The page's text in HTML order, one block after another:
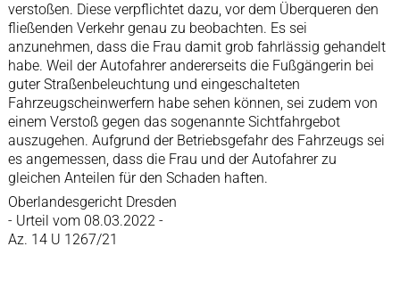
verstoßen. Diese verpflichtet dazu, vor dem Überqueren den
fließenden Verkehr genau zu beobachten. Es sei
anzunehmen, dass die Frau damit grob fahrlässig gehandelt
habe. Weil der Autofahrer andererseits die Fußgängerin bei
guter Straßenbeleuchtung und eingeschalteten
Fahrzeugscheinwerfern habe sehen können, sei zudem von
einem Verstoß gegen das sogenannte Sichtfahrgebot
auszugehen. Aufgrund der Betriebsgefahr des Fahrzeugs sei
es angemessen, dass die Frau und der Autofahrer zu
gleichen Anteilen für den Schaden haften.
Oberlandesgericht Dresden
- Urteil vom 08.03.2022 -
Az. 14 U 1267/21